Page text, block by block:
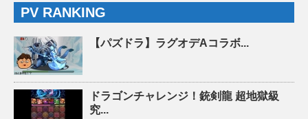
PV RANKING
【パズドラ】ラグオデAコラボ...
ドラゴンチャレンジ！銃剣龍 超地獄級
究...